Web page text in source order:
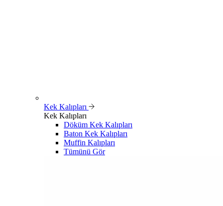
Kek Kalıpları
Kek Kalıpları
Döküm Kek Kalıpları
Baton Kek Kalıpları
Muffin Kalıpları
Tümünü Gör